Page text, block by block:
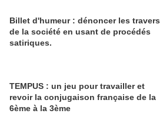
Billet d'humeur : dénoncer les travers
de la société en usant de procédés
satiriques.
TEMPUS : un jeu pour travailler et
revoir la conjugaison française de la
6ème à la 3ème